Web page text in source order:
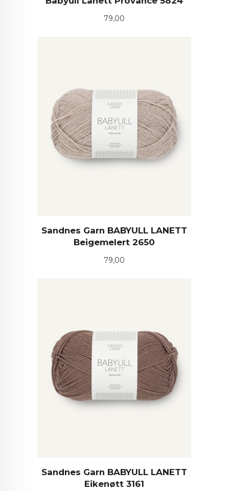
Pris
79,00
Sandnes Garn BABYULL LANETT
Beigemelert 2650
Pris
79,00
Sandnes Garn BABYULL LANETT
Eikenøtt 3161